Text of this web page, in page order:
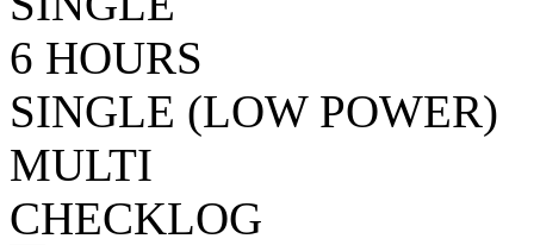
6 HOURS
SINGLE (LOW POWER)
MULTI
CHECKLOG